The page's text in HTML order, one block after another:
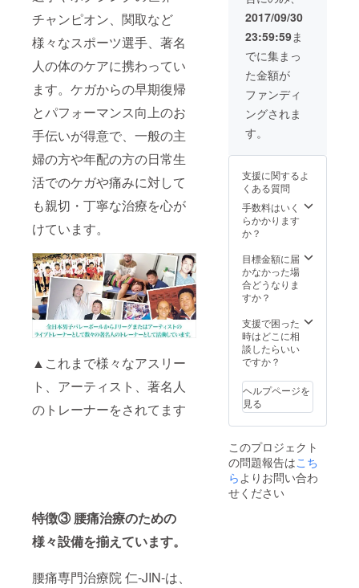
チャンピオン、関取など
様々なスポーツ選手、著名
人の体のケアに携わってい
ます。ケガからの早期復帰
とパフォーマンス向上のお
手伝いが得意で、一般の主
婦の方や年配の方の日常生
活でのケガや痛みに対して
も親切・丁寧な治療を心が
けています。
▲これまで様々なアスリー
ト、アーティスト、著名人
のトレーナーをされてます
特徴③ 腰痛治療のための
様々設備を揃えています。
腰痛専門治療院 仁-JIN-は、
習慣に
関する
指導
③LINE
・SMS
メッ
セージ
での個
別サ
ポート
緊急相
談（24
時間365
日サ
ポー
ト）
頂きま
スペ
シャル
コース
治療
（6,500
円×16回
分）
応じた
下記治
療
・
特殊電
気治療
レッチ
・
鍼灸治
骨盤・
姿勢矯
正 筋
力ト
ング
パート
ナー制
度（24
日） ※
パート
ナー制
度とは
性上お選び頂け
りがございま
す。
2017/09/30
23:59:59ま
でに集まっ
た金額が
ファンディ
ングされま
す。
支援に関するよ
くある質問
手数料はいく
らかかります
か？
目標金額に届
かなかった場
合どうなりま
すか？
支援で困った
時はどこに相
談したらいい
ですか？
ヘルプページを
見る
このプロジェクト
の問題報告はこち
ら よりお問い合わ
せください